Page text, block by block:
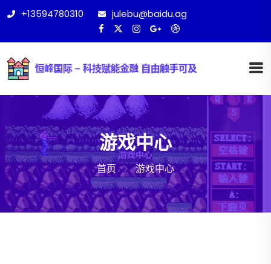
+13594780310 julebu@baidu.ag
游戏中心
首页 游戏中心